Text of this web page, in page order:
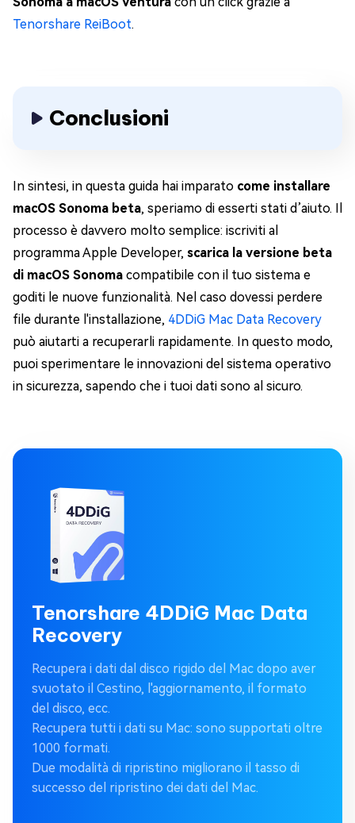
Tenorshare ReiBoot.
Conclusioni
In sintesi, in questa guida hai imparato come installare
macOS Sonoma beta, speriamo di esserti stati d’aiuto. Il
processo è davvero molto semplice: iscriviti al
programma Apple Developer, scarica la versione beta
di macOS Sonoma compatibile con il tuo sistema e
goditi le nuove funzionalità. Nel caso dovessi perdere
file durante l'installazione, 4DDiG Mac Data Recovery
può aiutarti a recuperarli rapidamente. In questo modo,
puoi sperimentare le innovazioni del sistema operativo
in sicurezza, sapendo che i tuoi dati sono al sicuro.
Tenorshare 4DDiG Mac Data
Recovery
Recupera i dati dal disco rigido del Mac dopo aver
svuotato il Cestino, l'aggiornamento, il formato
del disco, ecc.
Recupera tutti i dati su Mac: sono supportati oltre
1000 formati.
Due modalità di ripristino migliorano il tasso di
successo del ripristino dei dati del Mac.